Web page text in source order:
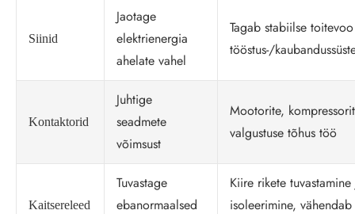
Siinid
Jaotage
elektrienergia
ahelate vahel
Tagab stabiilse toitevoo
tööstus-/
Kontaktorid
Juhtige
seadmete
võimsust
Mootorite,
valgustuse tõhus töö
Kaitsereleed
Tuvastage
ebanormaalsed
Kiire rikete
isoleerimine, vähendab